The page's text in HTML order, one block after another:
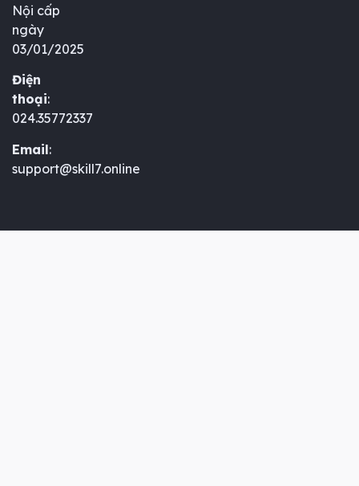
Nội cấp
ngày
03/01/2025
Điện
thoại:
024.35772337
Email:
support@skill7.online